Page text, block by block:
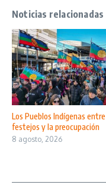
Noticias relacionadas
Los Pueblos Indígenas entre
festejos y la preocupación
8 agosto, 2026